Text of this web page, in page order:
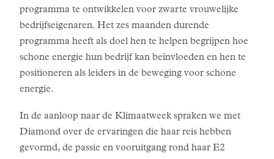
programma te ontwikkelen voor zwarte vrouwelijke
bedrijfseigenaren. Het zes maanden durende
programma heeft als doel hen te helpen begrijpen hoe
schone energie hun bedrijf kan beïnvloeden en hen te
positioneren als leiders in de beweging voor schone
energie.
In de aanloop naar de Klimaatweek spraken we met
Diamond over de ervaringen die haar reis hebben
gevormd, de passie en vooruitgang rond haar E2